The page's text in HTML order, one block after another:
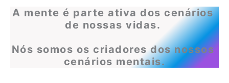
A mente é parte ativa dos cenários
de nossas vidas.
Nós somos os criadores dos nossos
cenários mentais.